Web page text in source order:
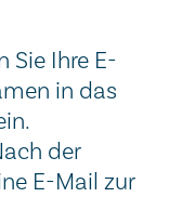
Sie Ihre E-
in das
der
E-Mail zur